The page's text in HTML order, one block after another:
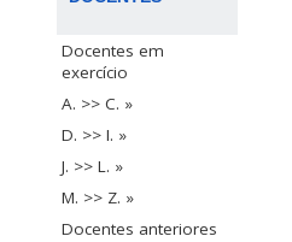
Docentes em
exercício
A. >> C. »
D. >> I. »
J. >> L. »
M. >> Z. »
Docentes anteriores